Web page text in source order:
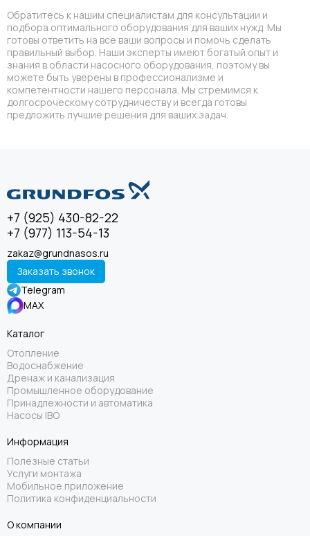
Обратитесь к нашим специалистам для консультации и
подбора оптимального оборудования для ваших нужд. Мы
готовы ответить на все ваши вопросы и помочь сделать
правильный выбор. Наши эксперты имеют богатый опыт и
знания в области насосного оборудования, поэтому вы
можете быть уверены в профессионализме и
компетентности нашего персонала. Мы стремимся к
долгосроческому сотрудничеству и всегда готовы
предложить лучшие решения для ваших задач.
+7 (925) 430-82-22
+7 (977) 113-54-13
zakaz@grundnasos.ru
Заказать звонок
Telegram
MAX
Каталог
Отопление
Водоснабжение
Дренаж и канализация
Промышленное оборудование
Принадлежности и автоматика
Насосы IBO
Информация
Полезные статьи
Услуги монтажа
Мобильное приложение
Политика конфиденциальности
О компании